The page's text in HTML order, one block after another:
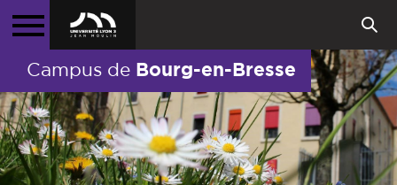
Campus de Bourg-en-Bresse